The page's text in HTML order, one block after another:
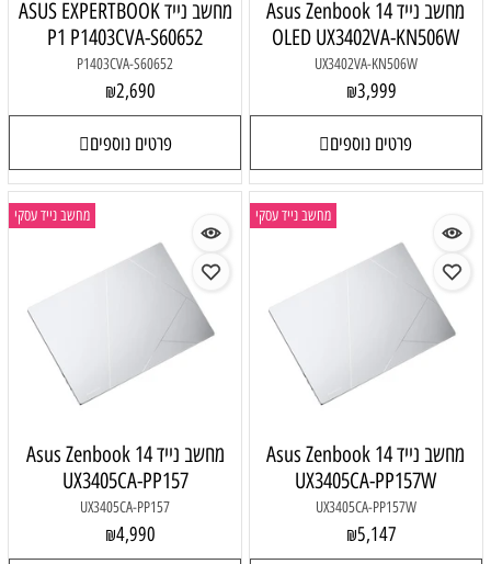
מחשב נייד Asus Zenbook 14
OLED UX3402VA-KN506W
UX3402VA-KN506W
₪3,999
פרטים נוספים
מחשב נייד ASUS EXPERTBOOK
P1 P1403CVA-S60652
P1403CVA-S60652
₪2,690
פרטים נוספים
מחשב נייד עסקי
מחשב נייד Asus Zenbook 14
UX3405CA-PP157W
UX3405CA-PP157W
₪5,147
מחשב נייד עסקי
מחשב נייד Asus Zenbook 14
UX3405CA-PP157
UX3405CA-PP157
₪4,990